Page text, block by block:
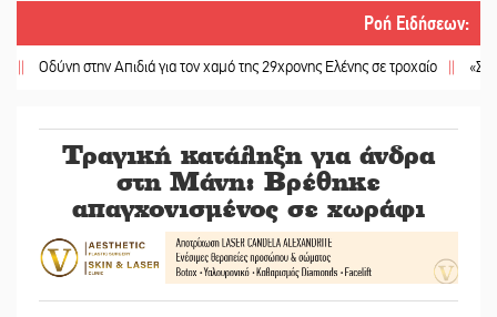
Ροή Ειδήσεων:
στην Απιδιά για τον χαμό της 29χρονης Ελένης σε τροχαίο || «Σφραγίδα»
Τραγική κατάληξη για άνδρα
στη Μάνη: Βρέθηκε
απαγχονισμένος σε χωράφι